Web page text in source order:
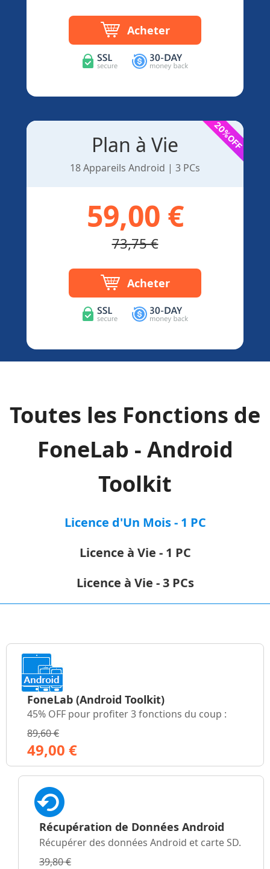
Acheter
Plan à Vie
18 Appareils Android | 3 PCs
59,00 €
73,75 €
Acheter
Toutes les Fonctions de
FoneLab - Android
Toolkit
Licence d'Un Mois - 1 PC
Licence à Vie - 1 PC
Licence à Vie - 3 PCs
FoneLab (Android Toolkit)
45% OFF pour profiter 3 fonctions du coup :
89,60 €
49,00 €
Récupération de Données Android
Récupérer des données Android et carte SD.
39,80 €